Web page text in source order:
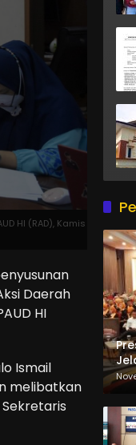
HI (RAD), Kamis
Daerah
HI
Ismail
melibatkan